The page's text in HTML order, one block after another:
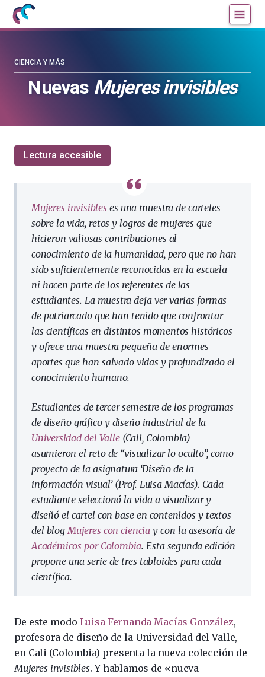
Mujeres
con
UPV/EHU
blog
UPV/EHU
Nuevas Mujeres invisibles
CIENCIA Y MÁS
Lectura accesible
Mujeres invisibles es una muestra de carteles
sobre la vida, retos y logros de mujeres que
hicieron valiosas contribuciones al
conocimiento de la humanidad, pero que no han
sido suficientemente reconocidas en la escuela
ni hacen parte de los referentes de las
estudiantes. La muestra deja ver varias formas
de patriarcado que han tenido que confrontar
las científicas en distintos momentos históricos
y ofrece una muestra pequeña de enormes
aportes que han salvado vidas y profundizado el
conocimiento humano.
Estudiantes de tercer semestre de los programas
de diseño gráfico y diseño industrial de la
Universidad del Valle(Cali, Colombia)
asumieron el reto de “visualizar lo oculto”, como
proyecto de la asignatura ‘Diseño de la
información visual’ (Prof. Luisa Macías). Cada
estudiante seleccionó la vida a visualizar y
diseñó el cartel con base en contenidos y textos
del blogMujeres con ciencia y con la asesoría de
Académicos por Colombia. Esta segunda edición
propone una serie de tres tabloides para cada
científica.
De este modo Luisa Fernanda Macías González,
profesora de diseño de la Universidad del Valle,
en Cali (Colombia) presenta la nueva colección de
Mujeres invisibles. Y hablamos de «nueva